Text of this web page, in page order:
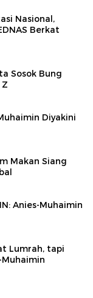
Nasional,
Berkat
Sosok Bung
Diyakini
Makan Siang
Anies-Muhaimin
Lumrah, tapi
Muhaimin